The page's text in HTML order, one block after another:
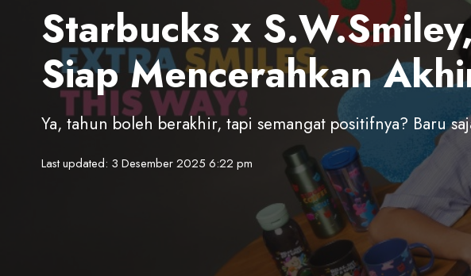
Starbucks x
Siap Mencerahkan
Ya, tahun boleh berakhir, tapi semangat positifnya? Baru
Last updated: 3 Desember 2025 6:22 pm